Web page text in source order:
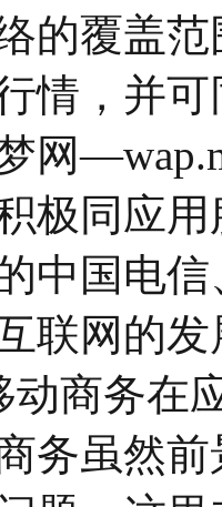
的覆盖
情，并
网
极同应
中国电
联网的发
动商务在
务虽然